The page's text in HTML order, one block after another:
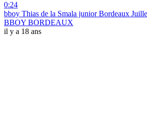
0:24
bboy Thias de la Smala junior Bordeaux
BBOY BORDEAUX
il y a 18 ans